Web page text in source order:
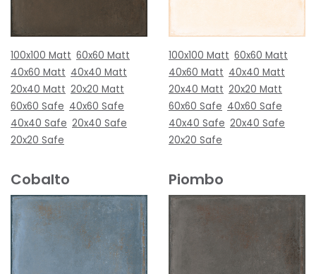
100x100 Matt 60x60 Matt
40x60 Matt 40x40 Matt
20x40 Matt 20x20 Matt
60x60 Safe 40x60 Safe
40x40 Safe 20x40 Safe
20x20 Safe
100x100 Matt 60x60 Matt
40x60 Matt 40x40 Matt
20x40 Matt 20x20 Matt
60x60 Safe 40x60 Safe
40x40 Safe 20x40 Safe
20x20 Safe
Cobalto Piombo